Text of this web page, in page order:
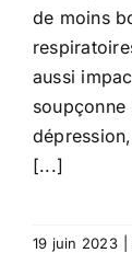
de moins
aussi
[...]
19 juin 2023